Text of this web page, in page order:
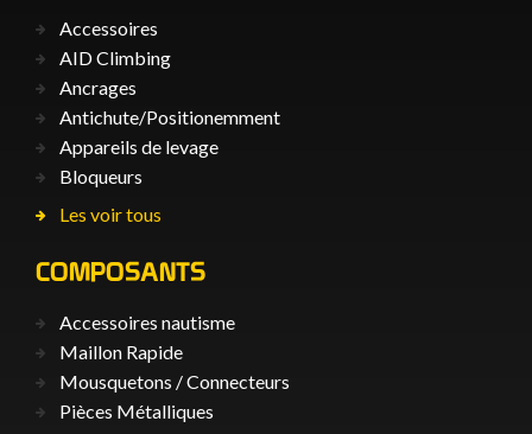
Accessoires
AID Climbing
Ancrages
Antichute/Positionemment
Appareils de levage
Bloqueurs
Les voir tous
COMPOSANTS
Accessoires nautisme
Maillon Rapide
Mousquetons / Connecteurs
Pièces Métalliques